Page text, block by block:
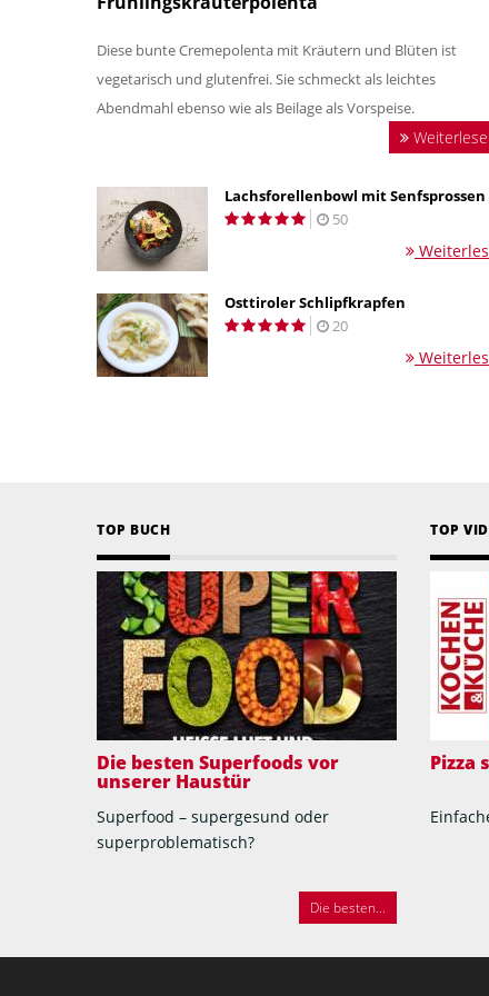
Diese bunte Cremepolenta mit Kräutern und Blüten ist
vegetarisch und glutenfrei. Sie schmeckt als leichtes
Abendmahl ebenso wie als Beilage als Vorspeise.
Lachsforellenbowl mit Senfsprossen
50
Osttiroler Schlipfkrapfen
20
TOP BUCH
Die besten Superfoods vor
unserer Haustür
Superfood – supergesund oder
superproblematisch?
Die besten...
TOP
Pizza